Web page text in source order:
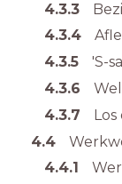
4.3.3
4.3.4
4.3.5
'S-
4.3.6
4.3.7
4.4
4.4.1